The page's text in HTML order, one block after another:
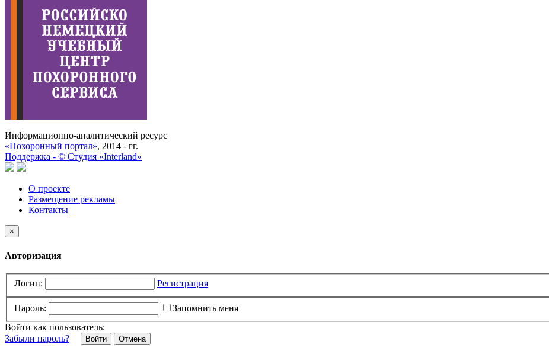
Информационно-аналитический ресурс
«Похоронный портал», 2014 - гг.
Поддержка - © Cтудия «Interland»
О проекте
Размещение рекламы
Контакты
×
Авторизация
Логин: Регистрация
Пароль:
Запомнить меня
Войти как пользователь:
Забыли пароль?
Отмена